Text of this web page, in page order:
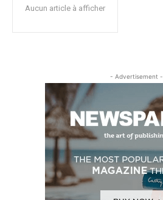
Aucun article à afficher
- Advertisement -